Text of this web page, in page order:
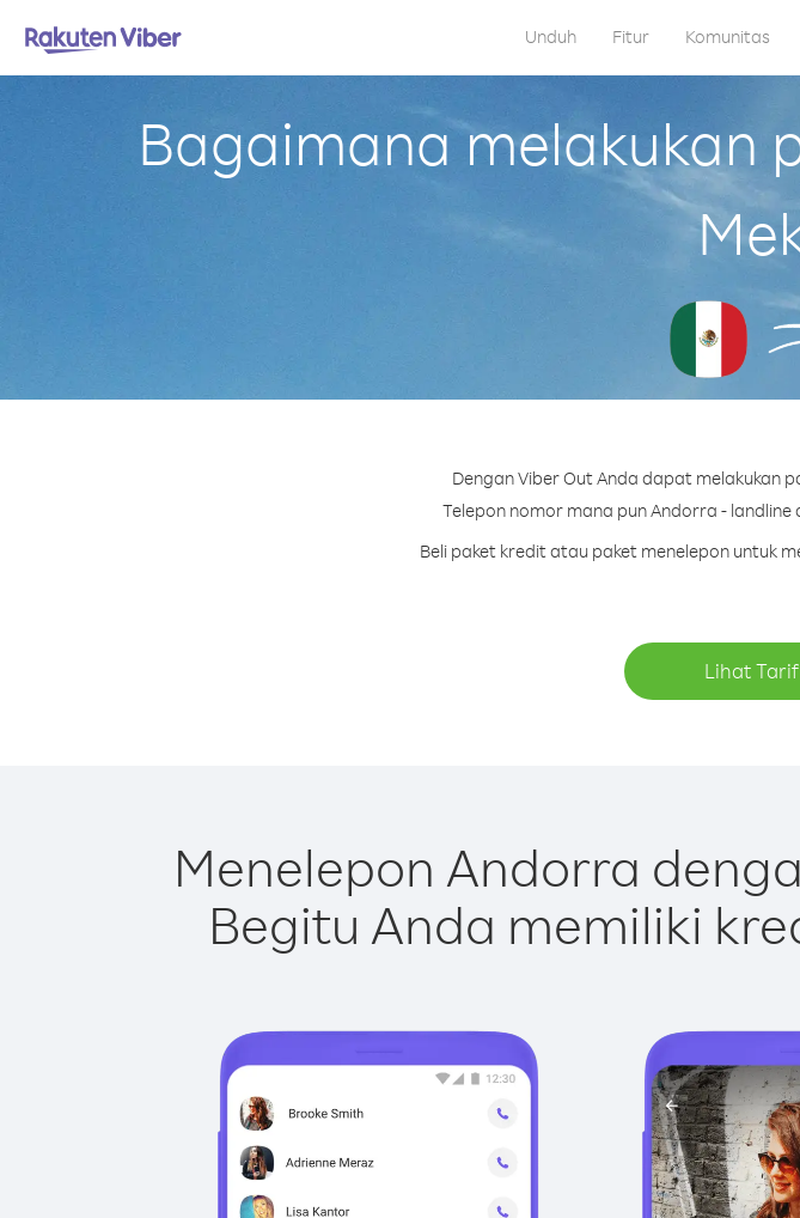
Unduh Fitur Komunitas
Bagaimana melakukan
Dengan Viber Out Anda dapat melakukan
Telepon nomor mana pun Andorra -
Beli paket kredit atau paket menelepon untuk
Lihat
Menelepon Andorra
Begitu Anda memiliki